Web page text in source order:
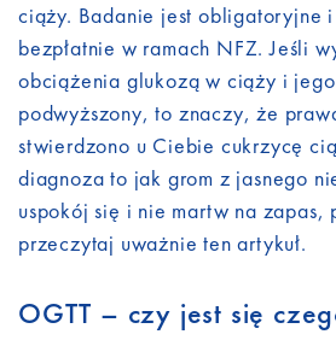
ciąży. Badanie jest obligatoryjne
bezpłatnie w ramach NFZ. Jeśli
obciążenia glukozą w ciąży i
podwyższony, to znaczy, że
stwierdzono u Ciebie cukrzycę
diagnoza to jak grom z jasnego
uspokój się i nie martw na zapas,
przeczytaj uważnie ten artykuł.
OGTT – czy jest się